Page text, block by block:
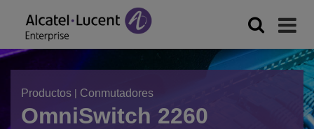
Productos | Conmutadores
OmniSwitch 2260